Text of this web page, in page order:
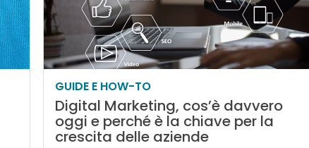
GUIDE E HOW-TO
Digital Marketing, cos’è davvero
oggi e perché è la chiave per la
crescita delle aziende